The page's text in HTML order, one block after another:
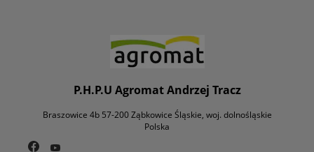
P.H.P.U Agromat Andrzej Tracz
Braszowice 4b 57-200 Ząbkowice Śląskie, woj. dolnośląskie
Polska